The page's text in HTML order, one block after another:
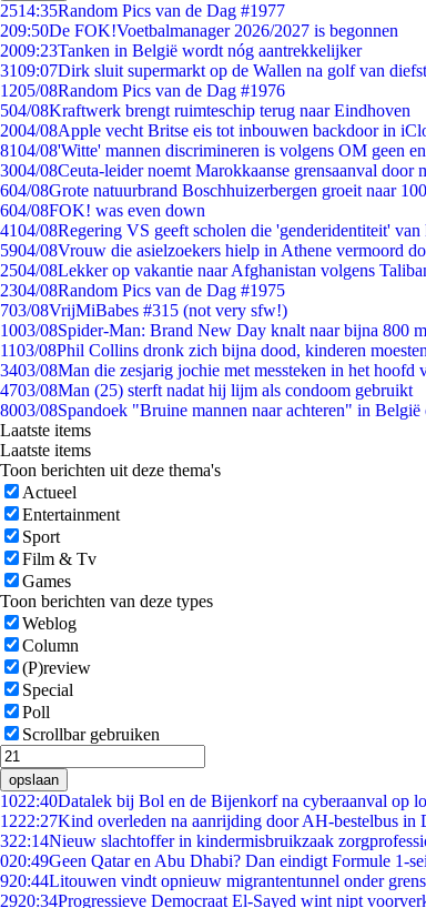
2514:35Random Pics van de Dag #1977
209:50De FOK!Voetbalmanager 2026/2027 is begonnen
2009:23Tanken in België wordt nóg aantrekkelijker
3109:07Dirk sluit supermarkt op de Wallen na golf van
1205/08Random Pics van de Dag #1976
504/08Kraftwerk brengt ruimteschip terug naar Eindhoven
2004/08Apple vecht Britse eis tot inbouwen backdoor in
8104/08'Witte' mannen discrimineren is volgens OM geen
3004/08Ceuta-leider noemt Marokkaanse grensaanval door
604/08Grote natuurbrand Boschhuizerbergen groeit naar
604/08FOK! was even down
4104/08Regering VS geeft scholen die 'genderidentiteit'
5904/08Vrouw die asielzoekers hielp in Athene vermoord
2504/08Lekker op vakantie naar Afghanistan volgens
2304/08Random Pics van de Dag #1975
703/08VrijMiBabes #315 (not very sfw!)
1003/08Spider-Man: Brand New Day knalt naar bijna 800
1103/08Phil Collins dronk zich bijna dood, kinderen
3403/08Man die zesjarig jochie met messteken in het hoofd
4703/08Man (25) sterft nadat hij lijm als condoom gebruikt
8003/08Spandoek "Bruine mannen naar achteren" in België
Laatste items
Laatste items
Toon berichten uit deze thema's
Actueel
Entertainment
Sport
Film & Tv
Games
Toon berichten van deze types
Weblog
Column
(P)review
Special
Poll
Scrollbar gebruiken
opslaan
1022:40Datalek bij Bol en de Bijenkorf na cyberaanval op
1222:27Kind overleden na aanrijding door AH-bestelbus in
322:14Nieuw slachtoffer in kindermisbruikzaak
020:49Geen Qatar en Abu Dhabi? Dan eindigt Formule 1-
920:44Litouwen vindt opnieuw migrantentunnel onder
2920:34Progressieve Democraat El-Sayed wint nipt